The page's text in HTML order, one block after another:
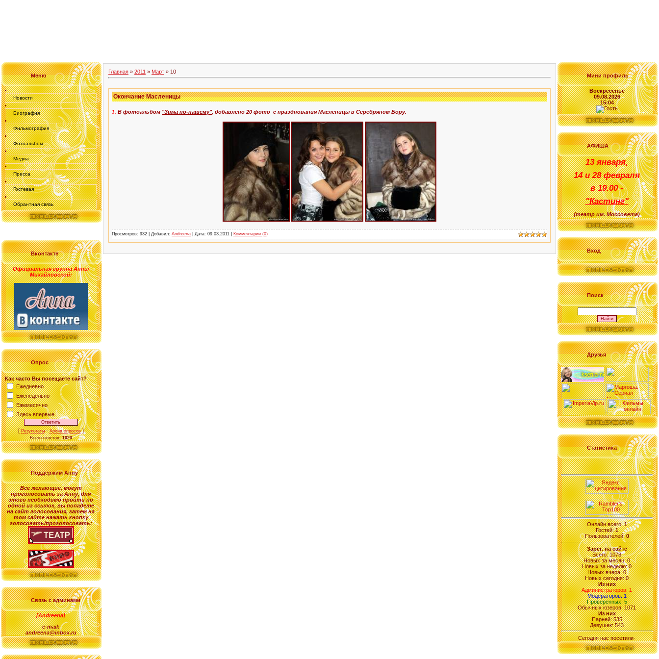
Меню
Новости
Биография
Фильмография
Фотоальбом
Медиа
Пресса
Гостевая
Обрантная связь
Вконтакте
Официальная группа Анны
Михайловской:
Опрос
Как часто Вы посещаете сайт?
Ежедневно
Еженедельно
Ежемесячно
Здесь впервые
[Результаты·Архив опросов]
Всего ответов:1020
Поддержим Анну
Все желающие,могут
проголосовать заАнну, для
этого необходимо пройти по
одной из ссылок, вы попадете
на сайт голосования, затем на
том сайте нажать кнопку
голосовать/проголосовать:
Связь с админами
[Andreena]
e-mail:
andreena@inbox.ru
Главная » 2011 » Март » 10
Окончание Масленицы
1. В фотоальбом "Зима по-нашему", добавлено 20 фото с празднования Масленицы в Серебряном Бору.
Просмотров: 932 | Добавил: Andreena | Дата: 09.03.2011 Комментарии (0)
Мини профиль
Воскресенье
09.08.2026
15:04
АФИША
13 января,
14 и 28 февраля
в19.00 -
"Кастинг"
(театр им. Моссовета)
Вход
Поиск
Друзья
Статистика
Онлайн всего:1
Гостей:1
Пользователей:0
Зарег. на сайте
Всего: 1078
Новых за месяц: 0
Новых за неделю: 0
Новых вчера: 0
Новых сегодня: 0
Из них
Администраторов: 1
Модераторов: 1
Проверенных: 5
Обычных юзеров: 1071
Из них
Парней: 535
Девушек: 543
Сегодня нас посетили-